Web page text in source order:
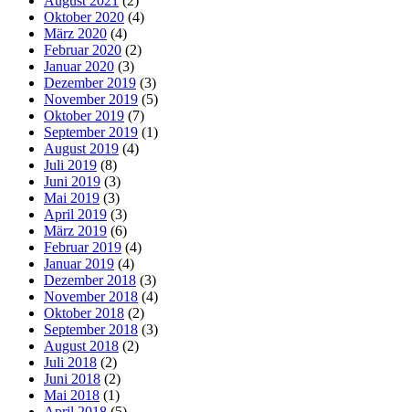
Oktober 2020 (4)
März 2020 (4)
Februar 2020 (2)
Januar 2020 (3)
Dezember 2019 (3)
November 2019 (5)
Oktober 2019 (7)
September 2019 (1)
August 2019 (4)
Juli 2019 (8)
Juni 2019 (3)
Mai 2019 (3)
April 2019 (3)
März 2019 (6)
Februar 2019 (4)
Januar 2019 (4)
Dezember 2018 (3)
November 2018 (4)
Oktober 2018 (2)
September 2018 (3)
August 2018 (2)
Juli 2018 (2)
Juni 2018 (2)
Mai 2018 (1)